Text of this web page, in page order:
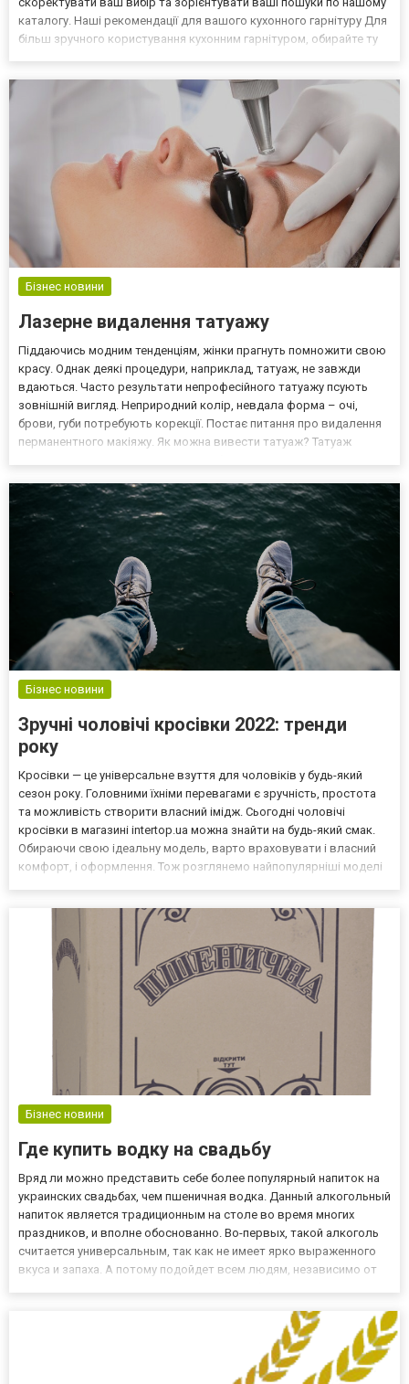
каталогу. Наші рекомендації для вашого кухонного гарнітуру Для
більш зручного користування кухонним гарнітуром, обирайте ту
Бізнес новини
Лазерне видалення татуажу
Піддаючись модним тенденціям, жінки прагнуть помножити свою
красу. Однак деякі процедури, наприклад, татуаж, не завжди
вдаються. Часто результати непрофесійного татуажу псують
зовнішній вигляд. Неприродний колір, невдала форма – очі,
брови, губи потребують корекції. Постає питання про видалення
перманентного макіяжу. Як можна вивести татуаж? Татуаж
Бізнес новини
Зручні чоловічі кросівки 2022: тренди
року
Кросівки — це універсальне взуття для чоловіків у будь-який
сезон року. Головними їхніми перевагами є зручність, простота
та можливість створити власний імідж. Сьогодні чоловічі
кросівки в магазині intertop.ua можна знайти на будь-який смак.
Обираючи свою ідеальну модель, варто враховувати і власний
комфорт, і оформлення. Тож розглянемо найпопулярніші моделі
Бізнес новини
Где купить водку на свадьбу
Вряд ли можно представить себе более популярный напиток на
украинских свадьбах, чем пшеничная водка. Данный алкогольный
напиток является традиционным на столе во время многих
праздников, и вполне обоснованно. Во-первых, такой алкоголь
считается универсальным, так как не имеет ярко выраженного
вкуса и запаха. А потому подойдет всем людям, независимо от